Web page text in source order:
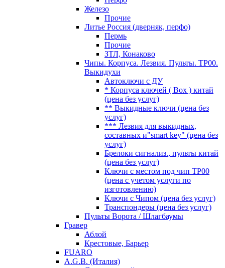
Железо
Прочие
Литье Россия (дверняк, перфо)
Пермь
Прочие
ЗТЛ, Конаково
Чипы. Корпуса. Лезвия. Пульты. TP00.
Выкидухи
Автоключи с ДУ
* Корпуса ключей ( Box ) китай
(цена без услуг)
** Выкидные ключи (цена без
услуг)
*** Лезвия для выкидных,
составных и"smart key" (цена без
услуг)
Брелоки сигнализ., пульты китай
(цена без услуг)
Ключи с местом под чип TP00
(цена с учетом услуги по
изготовлению)
Ключи с Чипом (цена без услуг)
Транспондеры (цена без услуг)
Пульты Ворота / Шлагбаумы
Гравер
Аблой
Крестовые, Барьер
FUARO
A.G.B. (Италия)